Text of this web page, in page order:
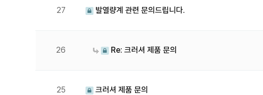
27 발열량계 관련 문의드립니다.
26 Re: 크러셔 제품 문의
25 크러셔 제품 문의